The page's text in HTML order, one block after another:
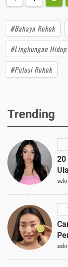
#Bahaya Rokok
#Lingkungan Hidup
#Polusi Rokok
Trending
20